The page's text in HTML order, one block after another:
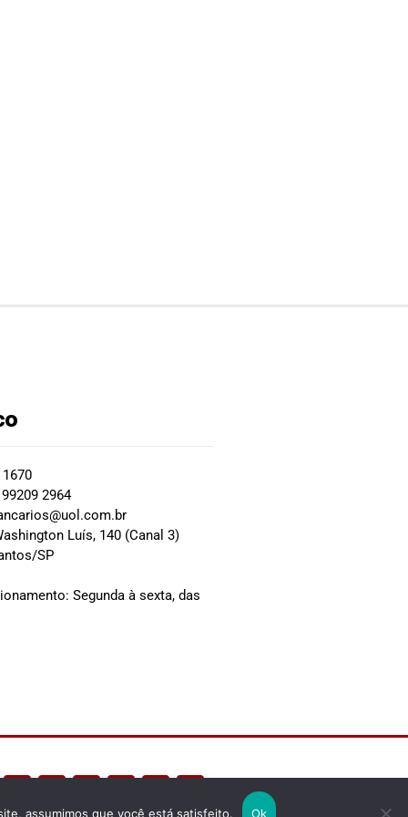
2964
Luís, 140 (Canal 3)
SP
Segunda à sexta, das
assumimos que você está satisfeito. Ok